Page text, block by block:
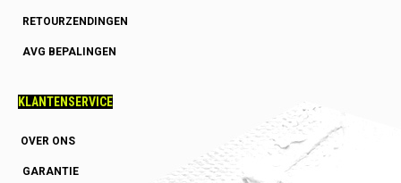
RETOURZENDINGEN
AVG BEPALINGEN
KLANTENSERVICE
OVER ONS
GARANTIE